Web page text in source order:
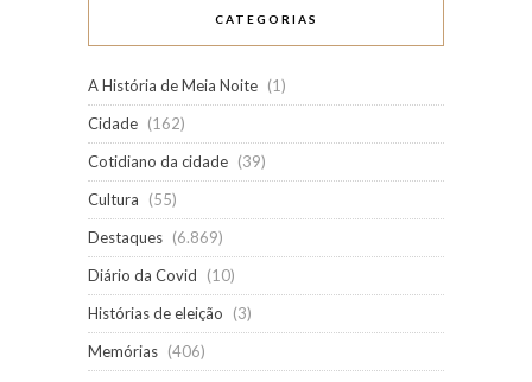
CATEGORIAS
A História de Meia Noite (1)
Cidade (162)
Cotidiano da cidade (39)
Cultura
(55)
Destaques (6.869)
Diário da Covid
(10)
Histórias de eleição
(3)
Memórias (406)